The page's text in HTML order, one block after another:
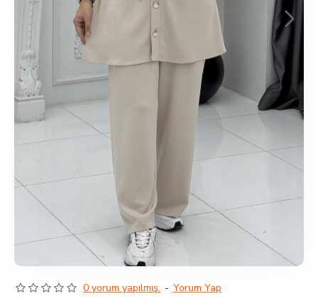
0 yorum yapılmış. - Yorum Yap